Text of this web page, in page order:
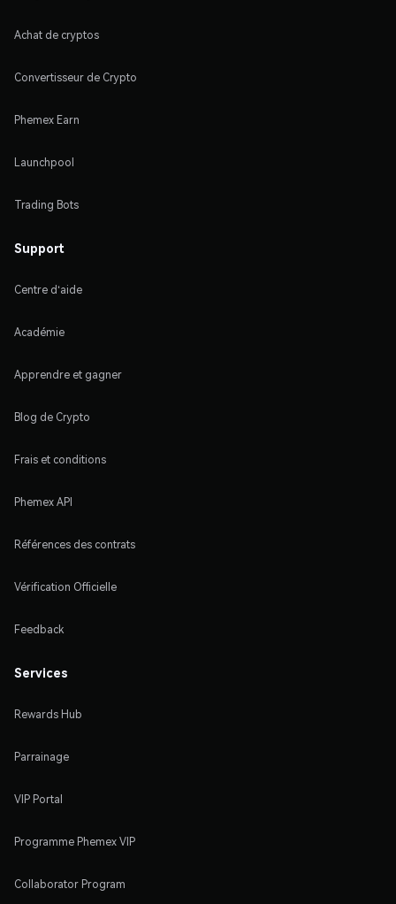
Achat de cryptos
Convertisseur de Crypto
Phemex Earn
Launchpool
Trading Bots
Support
Centre d'aide
Académie
Apprendre et gagner
Blog de Crypto
Frais et conditions
Phemex API
Références des contrats
Vérification Officielle
Feedback
Services
Rewards Hub
Parrainage
VIP Portal
Programme Phemex VIP
Collaborator Program